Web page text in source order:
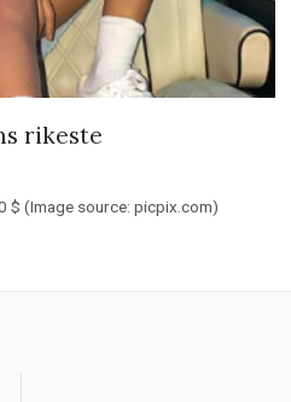
rikeste
$ (Image source: picpix.com)